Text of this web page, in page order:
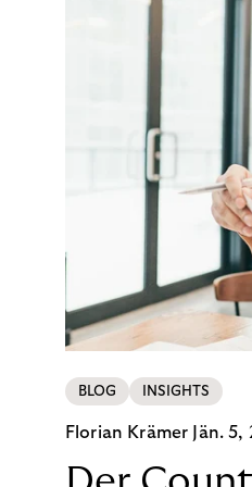
BLOG INSIGHTS
Florian Krämer Jän.